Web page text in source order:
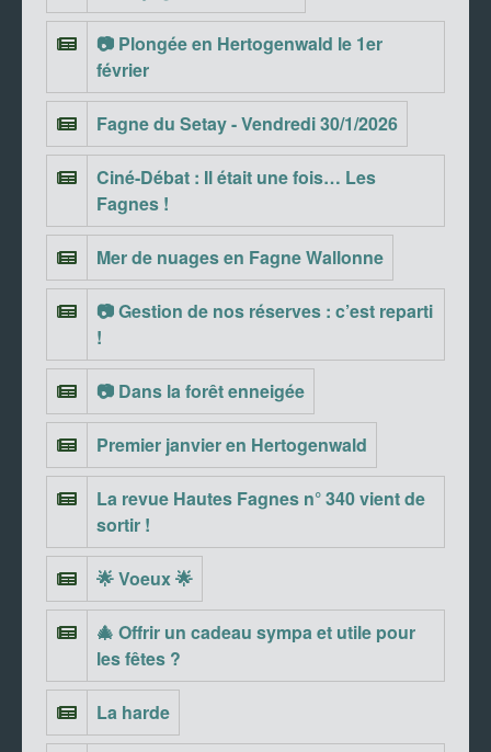
📷 Plongée en Hertogenwald le 1er
février
Fagne du Setay - Vendredi 30/1/2026
Ciné-Débat : Il était une fois… Les
Fagnes !
Mer de nuages en Fagne Wallonne
📷 Gestion de nos réserves : c’est reparti
!
📷 Dans la forêt enneigée
Premier janvier en Hertogenwald
La revue Hautes Fagnes n° 340 vient de
sortir !
🌟 Voeux 🌟
🎄 Offrir un cadeau sympa et utile pour
les fêtes ?
La harde